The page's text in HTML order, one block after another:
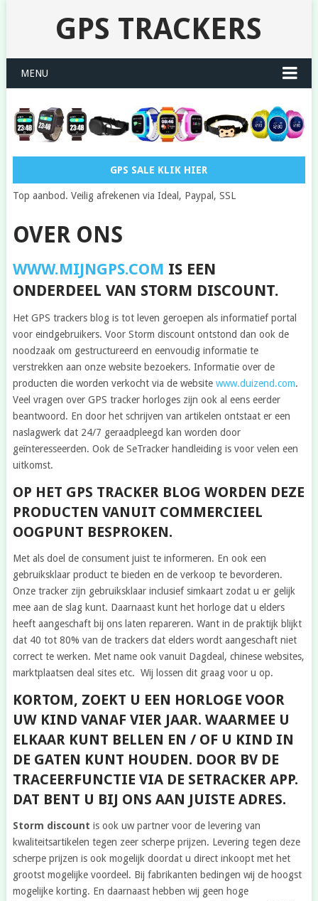
GPS TRACKERS
MENU
GPS SALE KLIK HIER
Top aanbod. Veilig afrekenen via Ideal, Paypal, SSL
OVER ONS
WWW.MIJNGPS.COM IS EEN
ONDERDEEL VAN STORM DISCOUNT.
Het GPS trackers blog is tot leven geroepen als informatief portal
voor eindgebruikers. Voor Storm discount ontstond dan ook de
noodzaak om gestructureerd en eenvoudig informatie te
verstrekken aan onze website bezoekers. Informatie over de
producten die worden verkocht via de website www.duizend.com.
Veel vragen over GPS tracker horloges zijn ook al eens eerder
beantwoord. En door het schrijven van artikelen ontstaat er een
naslagwerk dat 24/7 geraadpleegd kan worden door
geïnteresseerden. Ook de SeTracker handleiding is voor velen een
uitkomst.
OP HET GPS TRACKER BLOG WORDEN DEZE
PRODUCTEN VANUIT COMMERCIEEL
OOGPUNT BESPROKEN.
Met als doel de consument juist te informeren. En ook een
gebruiksklaar product te bieden en de verkoop te bevorderen.
Onze tracker zijn gebruiksklaar inclusief simkaart zodat u er gelijk
mee aan de slag kunt. Daarnaast kunt het horloge dat u elders
heeft aangeschaft bij ons laten repareren. Want in de praktijk blijkt
dat 40 tot 80% van de trackers dat elders wordt aangeschaft niet
correct te werken. Met name ook vanuit Dagdeal, chinese websites,
marktplaatsen deal sites etc. Wij lossen dit graag voor u op.
KORTOM, ZOEKT U EEN HORLOGE VOOR
UW KIND VANAF VIER JAAR. WAARMEE U
ELKAAR KUNT BELLEN EN / OF U KIND IN
DE GATEN KUNT HOUDEN. DOOR BV DE
TRACEERFUNCTIE VIA DE SETRACKER APP.
DAT BENT U BIJ ONS AAN JUISTE ADRES.
Storm discount is ook uw partner voor de levering van
kwaliteitsartikelen tegen zeer scherpe prijzen. Levering tegen deze
scherpe prijzen is ook mogelijk doordat u direct inkoopt met het
grootst mogelijke voordeel. Bij fabrikanten bedingen wij de hoogst
mogelijke korting. En daarnaast hebben wij geen hoge